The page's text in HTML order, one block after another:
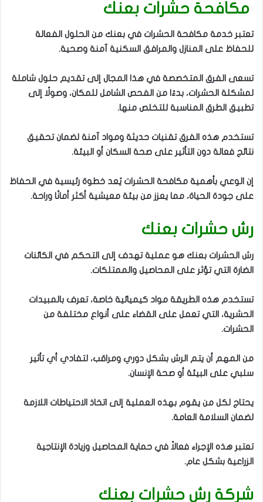
مكافحة حشرات بعنك
تعتبر خدمة مكافحة الحشرات في بعنك من الحلول الفعالة
للحفاظ على المنازل والمرافق السكنية آمنة وصحية.
تسعى الفرق المتخصصة في هذا المجال إلى تقديم حلول شاملة
لمشكلة الحشرات، بدءًا من الفحص الشامل للمكان، وصولًا إلى
تطبيق الطرق المناسبة للتخلص منها.
تستخدم هذه الفرق تقنيات حديثة ومواد آمنة لضمان تحقيق
نتائج فعالة دون التأثير على صحة السكان أو البيئة.
إن الوعي بأهمية مكافحة الحشرات يُعد خطوة رئيسية في الحفاظ
على جودة الحياة، مما يعزز من بيئة معيشية أكثر أمانًا وراحة.
رش حشرات بعنك
رش الحشرات بعنك هو عملية تهدف إلى التحكم في الكائنات
الضارة التي تؤثر على المحاصيل والممتلكات.
تستخدم هذه الطريقة مواد كيميائية خاصة، تعرف بالمبيدات
الحشرية، التي تعمل على القضاء على أنواع مختلفة من
الحشرات.
من المهم أن يتم الرش بشكل دوري ومراقب، لتفادي أي تأثير
سلبي على البيئة أو صحة الإنسان.
يحتاج لكل من يقوم بهذه العملية إلى اتخاذ الاحتياطات اللازمة
لضمان السلامة العامة.
تعتبر هذه الإجراء فعالاً في حماية المحاصيل وزيادة الإنتاجية
الزراعية بشكل عام.
شركة رش حشرات بعنك